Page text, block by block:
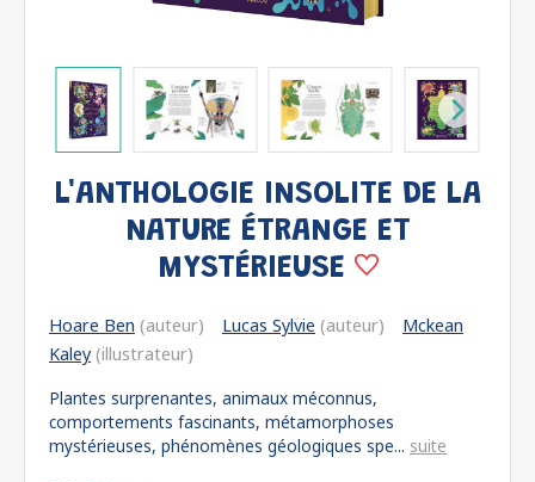
L'ANTHOLOGIE INSOLITE DE LA
NATURE ÉTRANGE ET
MYSTÉRIEUSE
Hoare Ben (auteur) Lucas Sylvie (auteur)
Mckean
Kaley (illustrateur)
Plantes surprenantes, animaux méconnus,
comportements fascinants, métamorphoses
mystérieuses, phénomènes géologiques spe... suite